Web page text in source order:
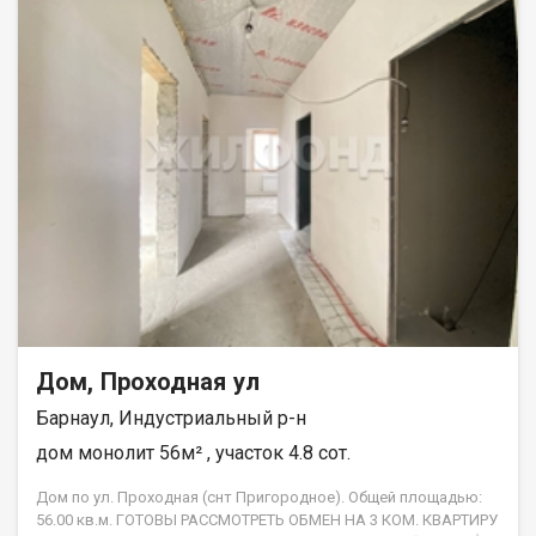
бизнеса!! Преимущества локации дома- Отличная
транспортная развязка , легко уехать в любую часть города!
Центр города в Пяти минутах !! Документы готовы к сделке!
Без обременений! Звоните, все расскажем и покажем!!
Возможен обмен на вашу недвижимость. Возможна продажа
в рассрочку. При звонке, пожалуйста, сообщите номер
варианта - JV008022144404.
Дом, Проходная ул
Барнаул, Индустриальный р-н
дом монолит 56м² , участок 4.8 сот.
Дом по ул. Проходная (снт Пригородное). Общей площадью:
56.00 кв.м. ГОТОВЫ РАССМОТРЕТЬ ОБМЕН НА 3 КОМ. КВАРТИРУ